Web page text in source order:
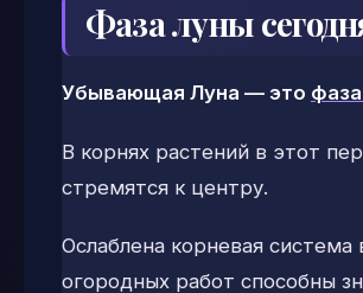
Фаза луны
Убывающая Луна — это
В корнях растений в этот
стремятся к центру.
Ослаблена корневая
огородных работ способны